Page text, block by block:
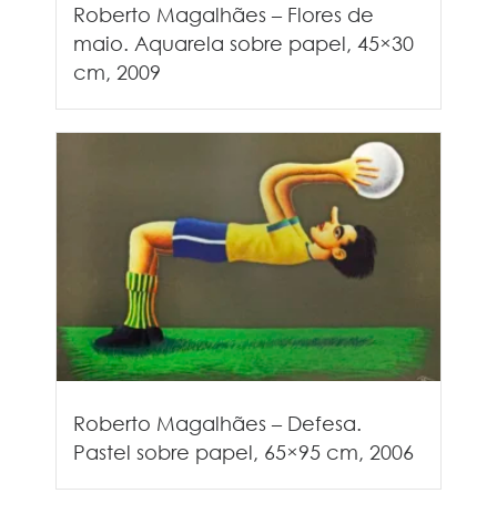
Roberto Magalhães – Flores de
maio. Aquarela sobre papel, 45×30
cm, 2009
Roberto Magalhães – Defesa.
Pastel sobre papel, 65×95 cm, 2006